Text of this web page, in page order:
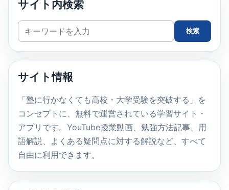
サイト内検索
サ
イ
ト
検
索
検索
サイト情報
「塾に行かなくても高校・大学受験を突破する」を
コンセプトに、無料で運営されている学習サイト・
アプリです。YouTube授業動画、勉強方法記事、用
語解説、よくある疑問点に対する解説など、すべて
自由に利用できます。